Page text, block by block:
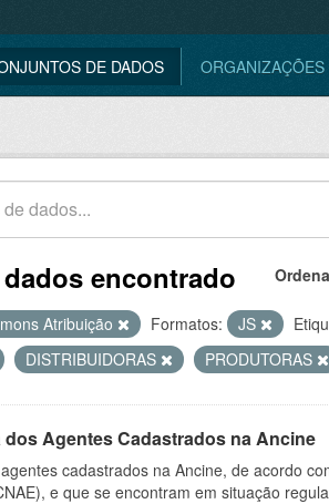
DE DADOS ORGANIZAÇÕES
encontrado
Atribuição Formatos: JS
DISTRIBUIDORAS PRODUTORAS
Agentes Cadastrados na Ancine
cadastrados na Ancine, de acordo
e que se encontram em situação